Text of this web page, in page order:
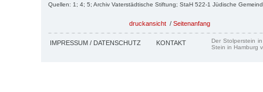
Quellen: 1; 4; 5; Archiv Vaterstädtische Stiftung; StaH 522-1 Jüdische
druckansicht / Seitenanfang
IMPRESSUM / DATENSCHUTZ KONTAKT
Der Stolperstein
Stein in Hamburg